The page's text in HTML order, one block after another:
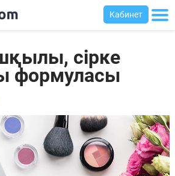
Кабинет
сірке
формуласы